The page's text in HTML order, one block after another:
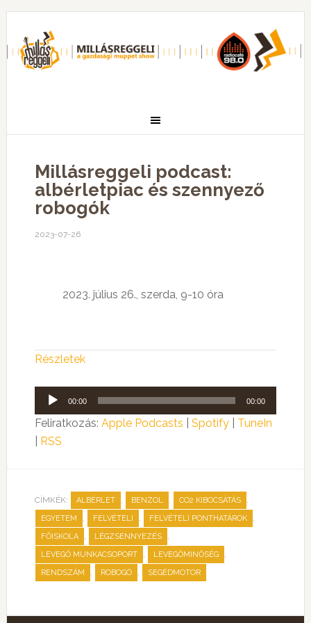
Millásreggeli podcast:
albérletpiac és szennyező
robogók
2023-07-26
2023. július 26., szerda, 9-10 óra
Részletek
Audió
lejátszó
00:00 00:00
Feliratkozás: Apple Podcasts Spotify| TuneIn
RSS
CÍMKÉK: ALBÉRLET , BENZOL , CO2 KIBOCSÁTÁS ,
EGYETEM , FELVÉTELI , FELVÉTELI PONTHATÁROK ,
FŐISKOLA , LÉGZSENNYEZÉS ,
LEVEGŐ MUNKACSOPORT , LEVEGŐMINŐSÉG ,
RENDSZÁM , ROBOGÓ , SEGÉDMOTOR